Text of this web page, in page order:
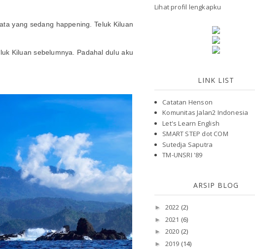
yang sedang happening. Teluk Kiluan
Kiluan sebelumnya. Padahal dulu aku
Lihat profil lengkapku
LINK LIST
Catatan Henson
Komunitas Jalan2 Indonesia
Let's Learn English
SMART STEP dot COM
Sutedja Saputra
TM-UNSRI '89
ARSIP BLOG
► 2022 (2)
► 2021 (6)
► 2020 (2)
► 2019 (14)